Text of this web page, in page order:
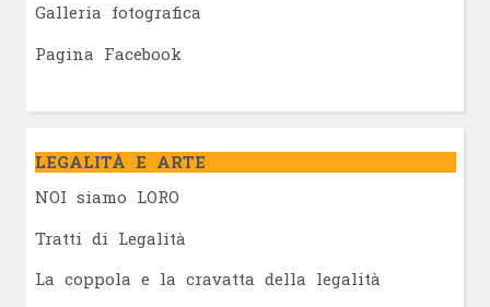
Galleria fotografica
Pagina Facebook
LEGALITÀ E ARTE
NOI siamo LORO
Tratti di Legalità
La coppola e la cravatta della legalità